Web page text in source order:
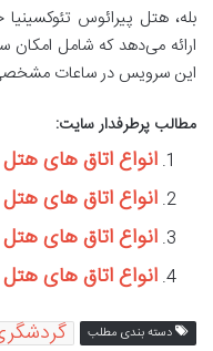
بله، هتل پیرائوس
ارائه می‌دهد که شامل
این سرویس در ساعات
مطالب پرطرفدار سایت:
انواع اتاق های هتل
انواع اتاق های هتل
انواع اتاق های
انواع اتاق های
دسته بندی مطلب